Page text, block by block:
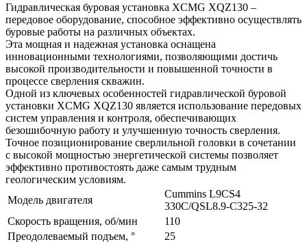
Гидравлическая буровая установка XCMG XQZ130 –
передовое оборудование, способное эффективно осуществлять
буровые работы на различных объектах.
Эта мощная и надежная установка оснащена
инновационными технологиями, позволяющими достичь
высокой производительности и повышенной точности в
процессе сверления скважин.
Одной из ключевых особенностей гидравлической буровой
установки XCMG XQZ130 является использование передовых
систем управления и контроля, обеспечивающих
безошибочную работу и улучшенную точность сверления.
Точное позиционирование сверлильной головки в сочетании
с высокой мощностью энергетической системы позволяет
эффективно противостоять даже самым трудным
геологическим условиям.
Модель двигателя
Cummins L9CS4
330C/QSL8.9-C325-32
Скорость вращения, об/мин
110
Преодолеваемый подъем, °
25